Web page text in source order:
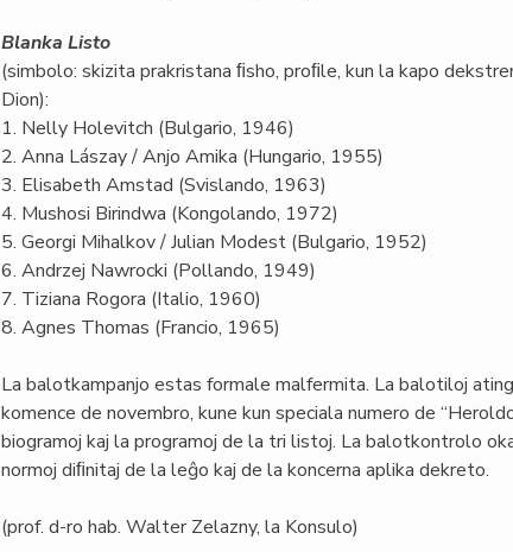
Blanka Listo
(simbolo: skizita prakristana ﬁsho, proﬁle, kun la kapo
Dion):
1. Nelly Holevitch (Bulgario, 1946)
2. Anna Lászay / Anjo Amika (Hungario, 1955)
3. Elisabeth Amstad (Svislando, 1963)
4. Mushosi Birindwa (Kongolando, 1972)
5. Georgi Mihalkov / Julian Modest (Bulgario, 1952)
6. Andrzej Nawrocki (Pollando, 1949)
7. Tiziana Rogora (Italio, 1960)
8. Agnes Thomas (Francio, 1965)
La balotkampanjo estas formale malfermita. La balotiloj
komence de novembro, kune kun speciala numero de
biogramoj kaj la programoj de la tri listoj. La balotkontrolo
normoj diﬁnitaj de la leĝo kaj de la koncerna aplika dekreto.
(prof. d-ro hab. Walter Zelazny, la Konsulo)